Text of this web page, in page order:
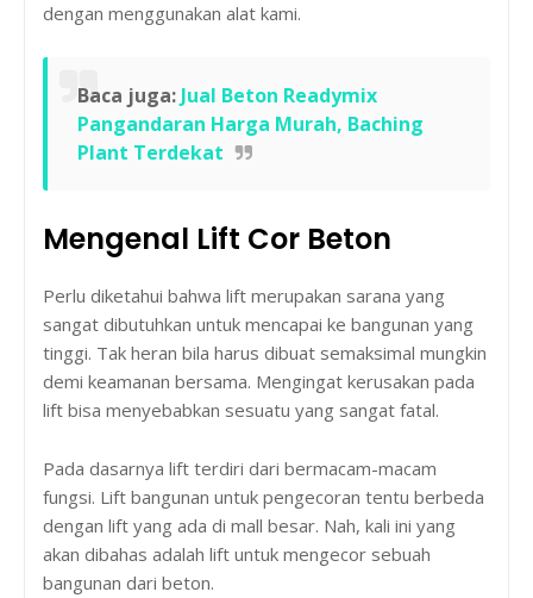
dengan menggunakan alat kami.
Baca juga:Jual Beton Readymix
Pangandaran Harga Murah, Baching
Plant Terdekat
Mengenal Lift Cor Beton
Perlu diketahui bahwa lift merupakan sarana yang
sangat dibutuhkan untuk mencapai ke bangunan yang
tinggi. Tak heran bila harus dibuat semaksimal mungkin
demi keamanan bersama. Mengingat kerusakan pada
lift bisa menyebabkan sesuatu yang sangat fatal.
Pada dasarnya lift terdiri dari bermacam-macam
fungsi. Lift bangunan untuk pengecoran tentu berbeda
dengan lift yang ada di mall besar. Nah, kali ini yang
akan dibahas adalah lift untuk mengecor sebuah
bangunan dari beton.